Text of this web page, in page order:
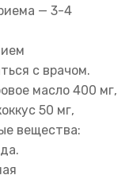
— 3-4
с врачом.
масло 400 мг,
50 мг,
вещества: